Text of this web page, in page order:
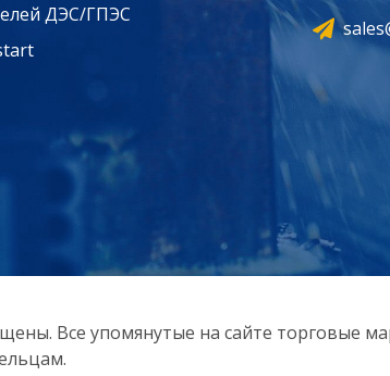
ДЭС/ГПЭС
Все упомянутые на сайте торговые